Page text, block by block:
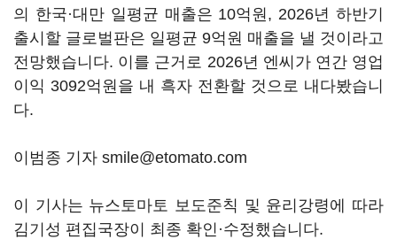
의 한국·대만 일평균 매출은 10억원, 2026년 하반기
출시할 글로벌판은 일평균 9억원 매출을 낼 것이라고
전망했습니다. 이를 근거로 2026년 엔씨가 연간 영업
이익 3092억원을 내 흑자 전환할 것으로 내다봤습니
다.
이범종 기자 smile@etomato.com
이 기사는 뉴스토마토 보도준칙 및 윤리강령에 따라
김기성 편집국장이 최종 확인·수정했습니다.